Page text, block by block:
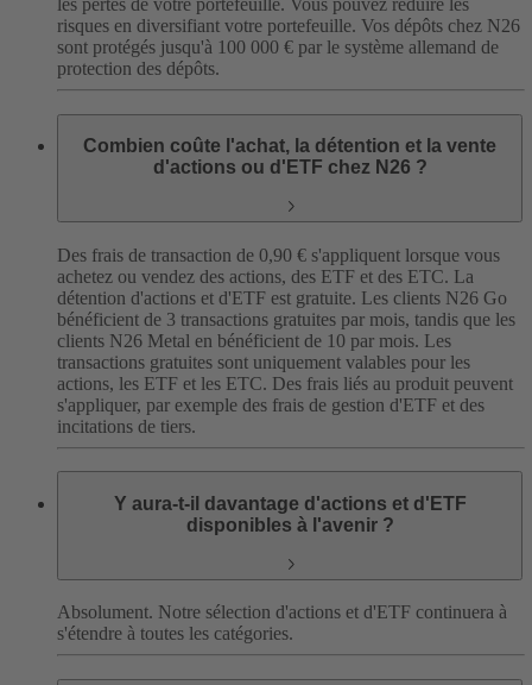
les pertes de votre portefeuille. Vous pouvez réduire les
risques en diversifiant votre portefeuille. Vos dépôts chez N26
sont protégés jusqu'à 100 000 € par le système allemand de
protection des dépôts.
Combien coûte l'achat, la détention et la vente
d'actions ou d'ETF chez N26 ?
Des frais de transaction de 0,90 € s'appliquent lorsque vous
achetez ou vendez des actions, des ETF et des ETC. La
détention d'actions et d'ETF est gratuite. Les clients N26 Go
bénéficient de 3 transactions gratuites par mois, tandis que les
clients N26 Metal en bénéficient de 10 par mois. Les
transactions gratuites sont uniquement valables pour les
actions, les ETF et les ETC. Des frais liés au produit peuvent
s'appliquer, par exemple des frais de gestion d'ETF et des
incitations de tiers.
Y aura-t-il davantage d'actions et d'ETF
disponibles à l'avenir ?
Absolument. Notre sélection d'actions et d'ETF continuera à
s'étendre à toutes les catégories.